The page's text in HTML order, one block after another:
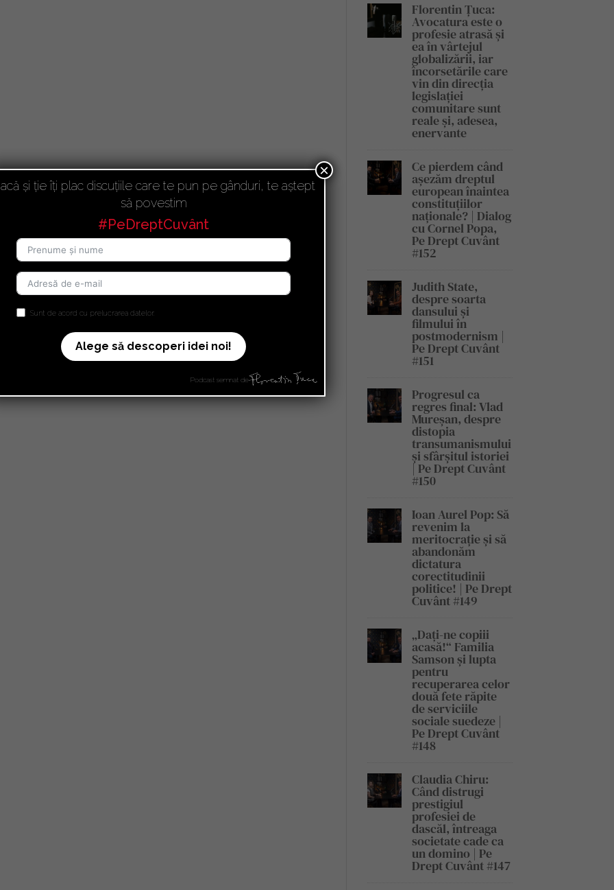
Florentin Țuca:
Avocatura este o
profesie atrasă și
ea în vârtejul
globalizării, iar
încorsetările care
vin din direcția
legislației
comunitare sunt
reale și, adesea,
enervante
Ce pierdem când
așezăm dreptul
european înaintea
constituțiilor
naționale? | Dialog
cu Cornel Popa,
Pe Drept Cuvânt
#152
Judith State,
despre soarta
dansului și
filmului în
postmodernism |
Pe Drept Cuvânt
#151
Progresul ca
regres final: Vlad
Mureșan, despre
distopia
transumanismului
și sfârșitul istoriei
| Pe Drept Cuvânt
#150
Ioan Aurel Pop: Să
revenim la
meritocrație și să
abandonăm
dictatura
corectitudinii
politice! | Pe Drept
Cuvânt #149
„Dați-ne copiii
acasă!“ Familia
Samson și lupta
pentru
recuperarea celor
două fete răpite
de serviciile
sociale suedeze |
Pe Drept Cuvânt
#148
Claudia Chiru:
Când distrugi
prestigiul
profesiei de
dascăl, întreaga
societate cade ca
un domino | Pe
Drept Cuvânt #147
și ție îți plac discuțiile care te pun pe gânduri, te aștept
să povestim
#PeDreptCuvânt
Sunt de acord cu prelucrarea datelor.
Alege să descoperi idei noi!
Podcast semnat de
×